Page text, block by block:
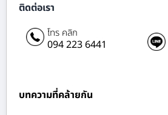
ติดต่อเรา
โทร คลิก
094 223 6441
บทความที่คล้ายกัน